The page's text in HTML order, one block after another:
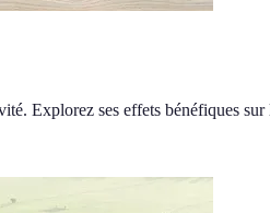
Explorez ses effets bénéfiques